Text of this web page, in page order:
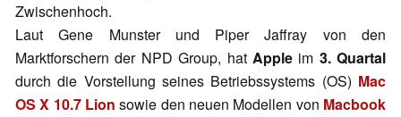
Zwischenhoch.
Laut Gene Munster und Piper Jaffray von den
Marktforschern der NPD Group, hat Appleim 3. Quartal
durch die Vorstellung seines Betriebssystems (OS) Mac
OS X 10.7 Lion sowie den neuen Modellen von Macbook